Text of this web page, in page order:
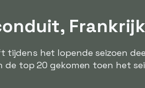
tijdens het lopende seizoen
top 20 gekomen toen het